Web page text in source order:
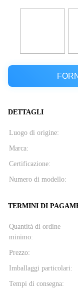
DETTAGLI
Luogo di origine:
Marca:
Certificazione:
Numero di modello:
TERMINI DI
Quantità di ordine
minimo:
Prezzo:
Imballaggi particolari:
Tempi di consegna: